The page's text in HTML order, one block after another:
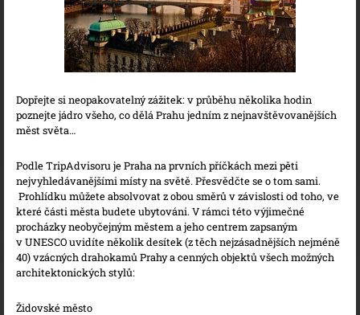
Dopřejte si neopakovatelný zážitek: v průběhu několika hodin
poznejte jádro všeho, co dělá Prahu jedním z nejnavštěvovanějších
měst světa…
Podle TripAdvisoru je Praha na prvních příčkách mezi pěti
nejvyhledávanějšími místy na světě. Přesvědčte se o tom sami.
Prohlídku můžete absolvovat z obou směrů v závislosti od toho, ve
které části města budete ubytováni. V rámci této výjimečné
procházky neobyčejným městem a jeho centrem zapsaným
v UNESCO uvidíte několik desítek (z těch nejzásadnějších nejméně
40) vzácných drahokamů Prahy a cenných objektů všech možných
architektonických stylů:
Židovské město